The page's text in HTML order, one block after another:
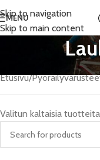
Skip to navigation
Skip to main content
MENU
Etusivu/
Valitun kaltaisia